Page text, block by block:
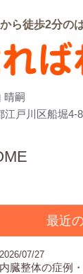
ら徒歩2分の
晴嗣
江戸川区船堀4-
最近
内臓整体の症例
2026/07/27